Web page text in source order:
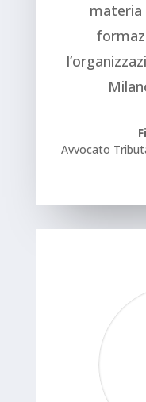
materia
Avvocato